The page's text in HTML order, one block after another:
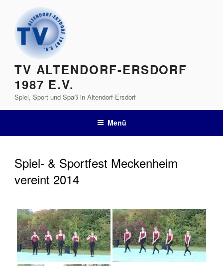
springen
TV ALTENDORF-ERSDORF
1987 E.V.
Spiel, Sport und Spaß in Altendorf-Ersdorf
Menü
Spiel- & Sportfest Meckenheim
vereint 2014